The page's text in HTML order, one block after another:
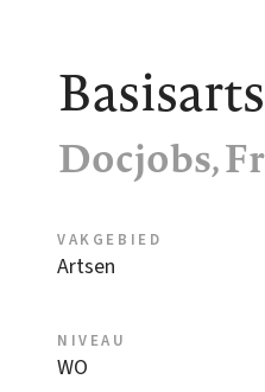
Docjobs,
VAKGEBIED
Artsen
NIVEAU
WO